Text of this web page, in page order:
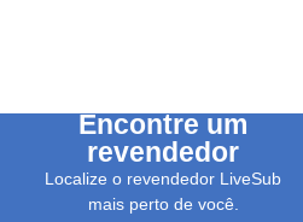
Encontre um
revendedor
Localize o revendedor LiveSub
mais perto de você.